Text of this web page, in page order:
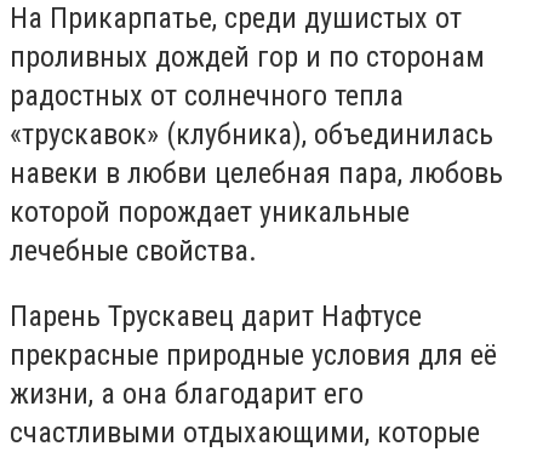
На Прикарпатье, среди душистых от
проливных дождей гор и по сторонам
радостных от солнечного тепла
«трускавок» (клубника), объединилась
навеки в любви целебная пара, любовь
которой порождает уникальные
лечебные свойства.
Парень Трускавец дарит Нафтусе
прекрасные природные условия для её
жизни, а она благодарит его
счастливыми отдыхающими, которые